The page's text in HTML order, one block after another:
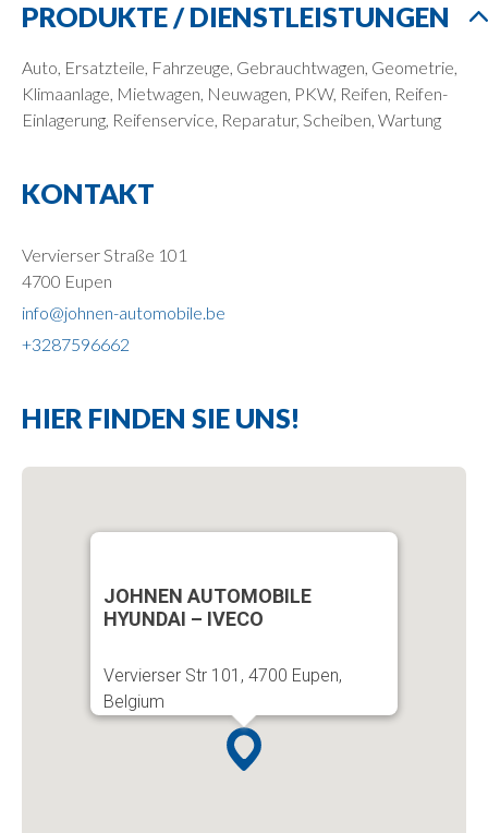
PRODUKTE / DIENSTLEISTUNGEN
Auto, Ersatzteile, Fahrzeuge, Gebrauchtwagen, Geometrie,
Klimaanlage, Mietwagen, Neuwagen, PKW, Reifen, Reifen-
Einlagerung, Reifenservice, Reparatur, Scheiben, Wartung
KONTAKT
Vervierser Straße 101
4700 Eupen
info@johnen-automobile.be
+3287596662
HIER FINDEN SIE UNS!
JOHNEN AUTOMOBILE
HYUNDAI – IVECO
Vervierser Str 101, 4700 Eupen,
Belgium